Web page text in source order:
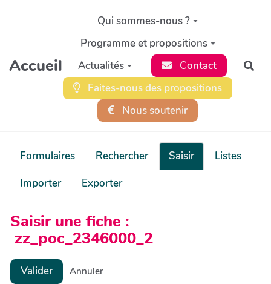
Aller au contenu principal
Accueil
Qui sommes-nous ?
Programme et propositions
Actualités
Contact
Faites-nous des propositions
Nous soutenir
Formulaires Rechercher Saisir
Listes
Importer
Exporter
Saisir une fiche :
zz_poc_2346000_2
Valider Annuler